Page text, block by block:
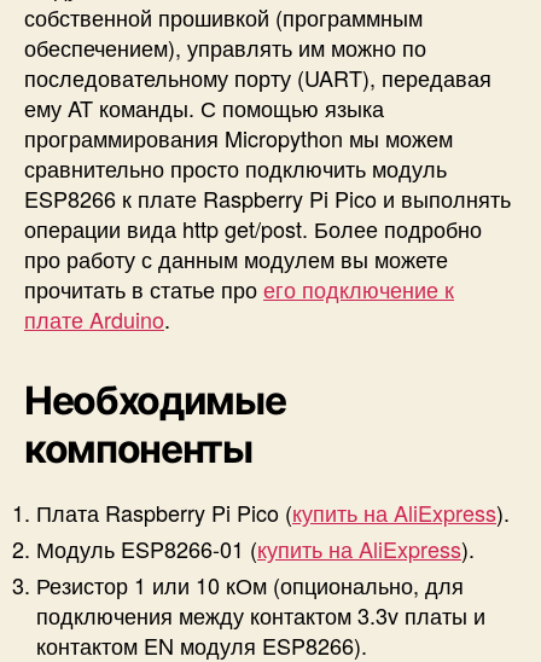
i
c
o
W
i
-
F
м
о
д
2
6
-
0
1
собственной прошивкой (программным
обеспечением), управлять им можно по
последовательному порту (UART), передавая
ему AT команды. С помощью языка
программирования Micropython мы можем
сравнительно просто подключить модуль
ESP8266 к плате Raspberry Pi Pico и выполнять
операции вида http get/post. Более подробно
про работу с данным модулем вы можете
прочитать в статье проего подключение к
плате Arduino.
Необходимые
компоненты
Плата Raspberry Pi Pico (купить на AliExpress).
Модуль ESP8266-01 (купить на AliExpress).
Резистор 1 или 10 кОм (опционально, для
подключения между контактом 3.3v платы и
контактом EN модуля ESP8266).